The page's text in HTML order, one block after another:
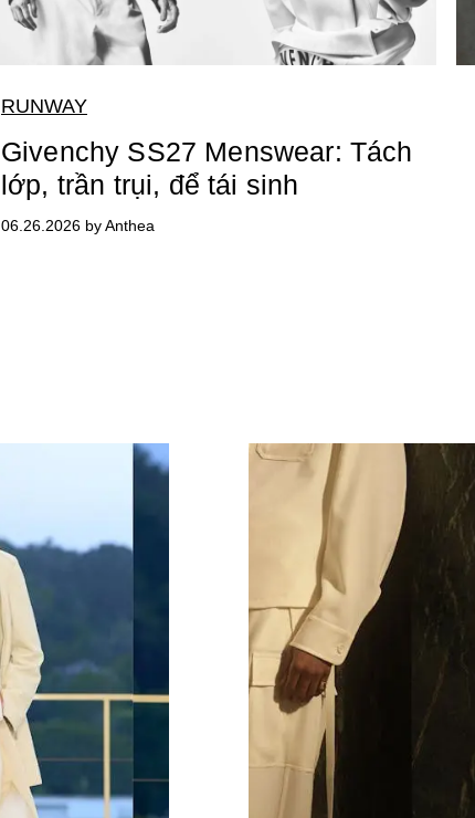
RUNWAY
Givenchy SS27 Menswear: Tách
lớp, trần trụi, để tái sinh
06.26.2026 by Anthea